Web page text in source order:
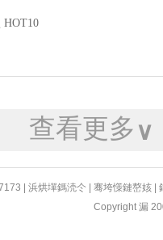
HOT10
查看更多 ∨
|浜烘墠鎷涜仒 |骞垮憡鏈嶅姟 |
Copyright 漏